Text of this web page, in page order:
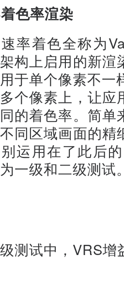
色率渲染
率着色全称为
构上启用的新
于单个像素不一
个像素上，让
的着色率。简
同区域画面的
运用在了此后
一级和二级测试
测试中，VRS增